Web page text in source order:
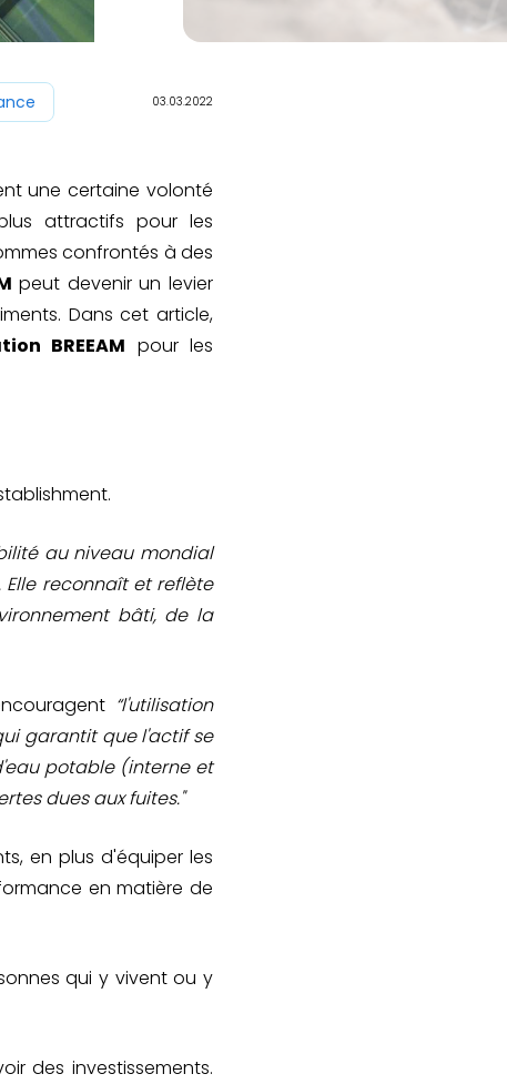
03.03.2022
une certaine volonté
attractifs pour les
confrontés à des
peut devenir un levier
Dans cet article,
BREEAM pour les
au niveau mondial
reconnaît et reflète
bâti, de la
“l'utilisation
garantit que l'actif se
potable (interne et
dues aux fuites."
en plus d'équiper les
en matière de
qui y vivent ou y
des investissements.